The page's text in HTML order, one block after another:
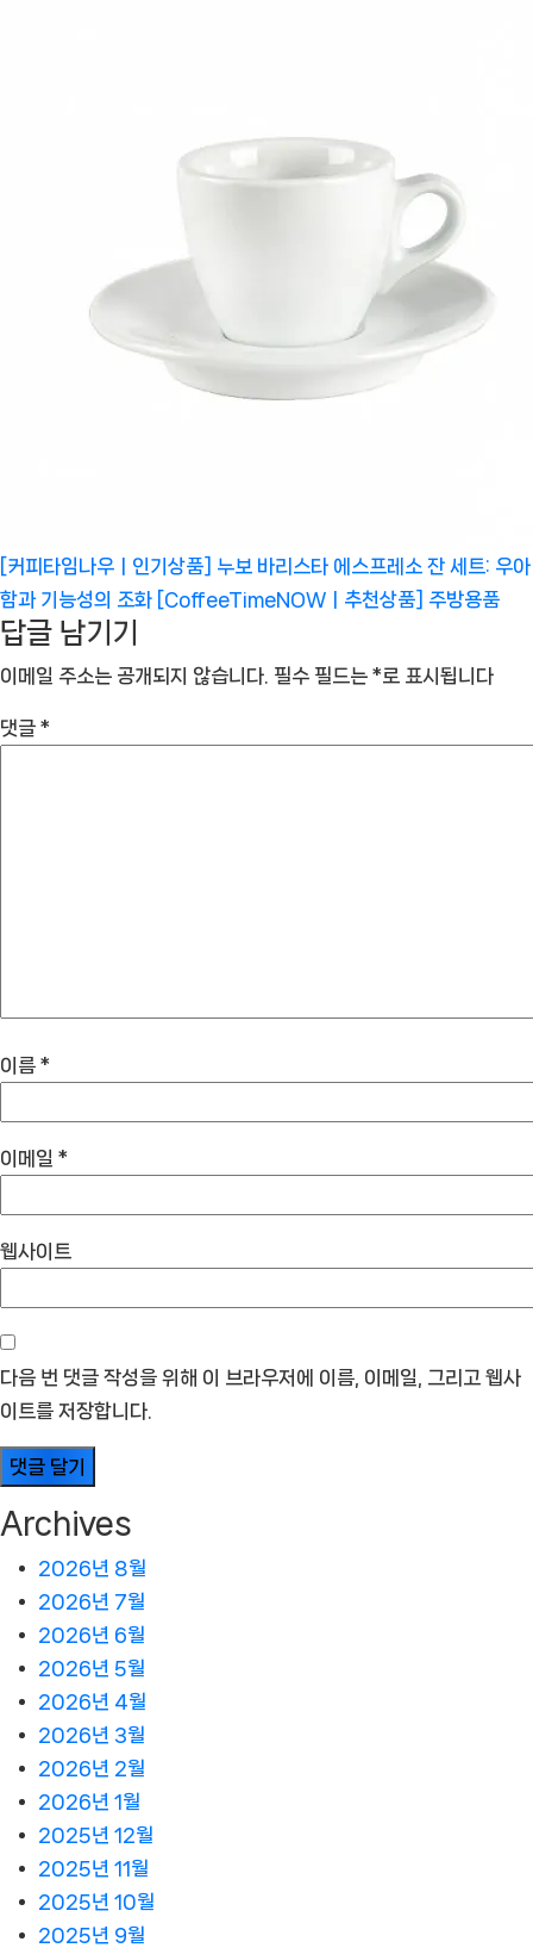
[커피타임나우ㅣ인기상품] 누보 바리스타 에스프레소 잔 세트: 우아
함과 기능성의 조화 [CoffeeTimeNOWㅣ추천상품] 주방용품
답글 남기기
이메일 주소는 공개되지 않습니다. 필수 필드는 *로 표시됩니다
댓글 *
이름 *
이메일 *
웹사이트
다음 번 댓글 작성을 위해 이 브라우저에 이름, 이메일, 그리고 웹사
이트를 저장합니다.
Archives
2026년 8월
2026년 7월
2026년 6월
2026년 5월
2026년 4월
2026년 3월
2026년 2월
2026년 1월
2025년 12월
2025년 11월
2025년 10월
2025년 9월